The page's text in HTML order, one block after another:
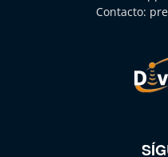
Contacto: